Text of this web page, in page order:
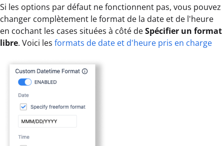
Si les options par défaut ne fonctionnent pas, vous pouvez
changer complètement le format de la date et de l'heure
en cochant les cases situées à côté deSpécifier un format
libre. Voici les formats de date et d'heure pris en charge